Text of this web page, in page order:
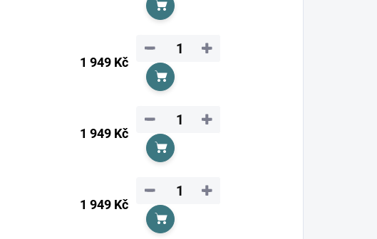
Do košíku
1 949 Kč
+
−
Do košíku
1 949 Kč
+
−
Do košíku
1 949 Kč
+
−
Do košíku